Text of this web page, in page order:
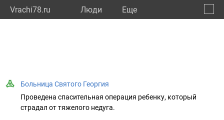
Vrachi78.ru Люди Eще
Больница Святого Георгия
Проведена спасительная операция ребенку, который
страдал от тяжелого недуга.